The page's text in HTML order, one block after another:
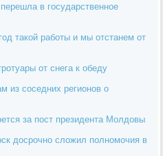
в государственное
такой работы и мы отстанем от
от снега к обеду
из соседних регионов о
за пост президента Молдовы
досрочно сложил полномочия в